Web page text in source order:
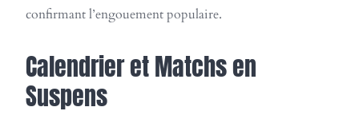
confirmant l’engouement populaire.
Calendrier et Matchs en
Suspens